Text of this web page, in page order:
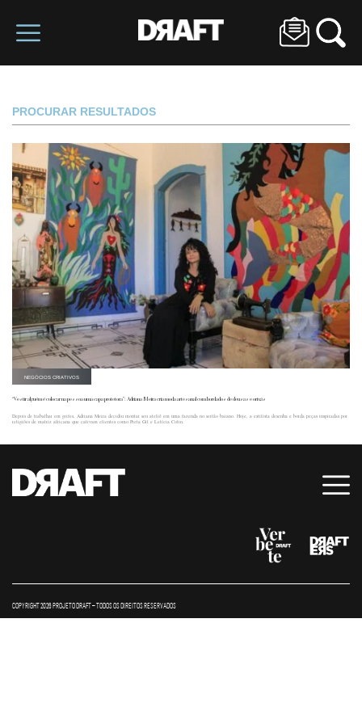
PROCURAR RESULTADOS
NEGÓCIOS CRIATIVOS
“Vestir alguém é colocar na pessoa uma capa protetora”: Adriana Meira cria moda artesanal com bordados de deusas e orixás
Depois de trabalhar em grifes, Adriana Meira decidiu montar seu ateliê em uma fazenda no sertão baiano. Hoje, a estilista desenha e borda peças inspiradas por
religiões de matriz africana que cativam clientes como Preta Gil e Letícia Colin.
COPYRIGHT 2026 PROJETO DRAFT – TODOS OS DIREITOS RESERVADOS